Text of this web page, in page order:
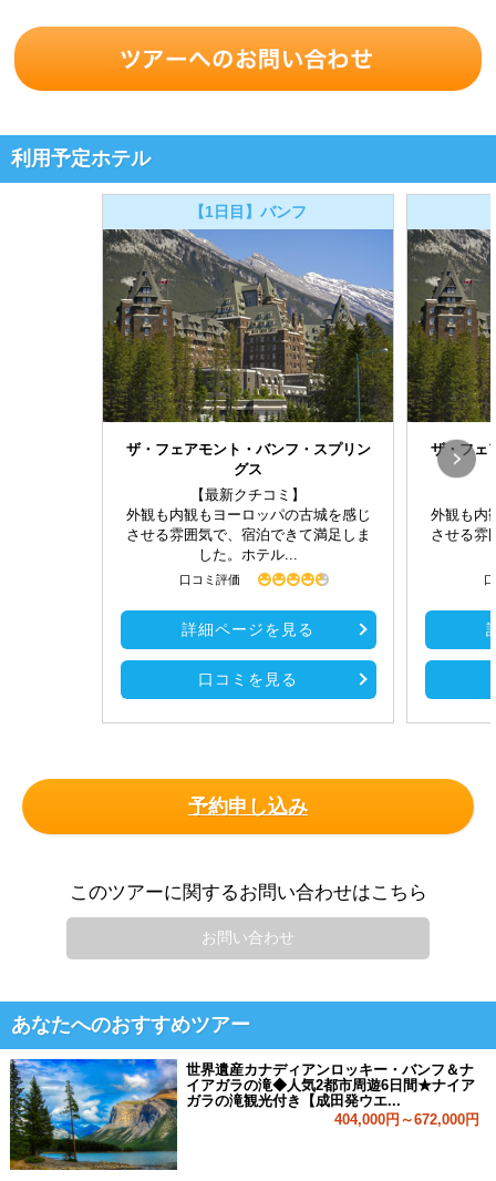
利用予定ホテル
【1日目】バンフ
ザ・フェアモント・バンフ・スプリン
グス
【最新クチコミ】
外観も内観もヨーロッパの古城を感じ
させる雰囲気で、宿泊できて満足しま
した。ホテル...
口コミ評価
詳細ページを見る
口コミを見る
ザ・フェ
外観も内
させる雰
予約申し込み
このツアーに関するお問い合わせはこちら
お問い合わせ
あなたへのおすすめツアー
世界遺産カナディアンロッキー・バンフ＆ナ
イアガラの滝◆人気2都市周遊6日間★ナイア
ガラの滝観光付き【成田発ウエ...
404,000円～672,000円